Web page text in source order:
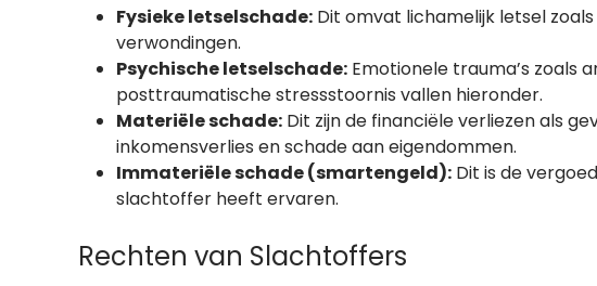
Fysieke letselschade: Dit omvat lichamelijk letsel
verwondingen.
Psychische letselschade: Emotionele trauma’s zoals
posttraumatische stressstoornis vallen hieronder.
Materiële schade: Dit zijn de financiële verliezen als
inkomensverlies en schade aan eigendommen.
Immateriële schade (smartengeld): Dit is de
slachtoffer heeft ervaren.
Rechten van Slachtoffers